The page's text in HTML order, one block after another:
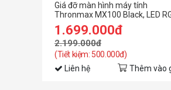
Giá đỡ màn hình máy tính
Thronmax MX100 Black, LED
(27-45 inch)
1.699.000đ
2.199.000đ
(Tiết kiệm: 500.000đ)
Liên hệ Thêm vào